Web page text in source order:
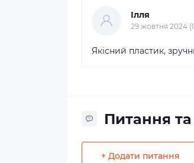
Ілля
29 жовтня 2024
Якісний пластик,
Питання та
+ Додати питання